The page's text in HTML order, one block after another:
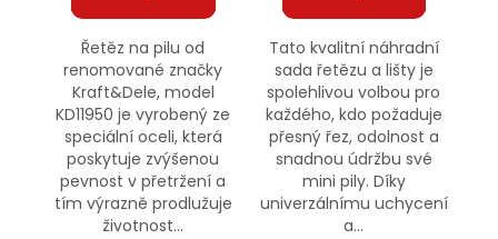
Řetěz na pilu od
renomované značky
Kraft&Dele, model
KD11950 je vyrobený ze
speciální oceli, která
poskytuje zvýšenou
pevnost v přetržení a
tím výrazně prodlužuje
životnost...
Tato kvalitní náhradní
sada řetězu a lišty je
spolehlivou volbou pro
každého, kdo požaduje
přesný řez, odolnost a
snadnou údržbu své
mini pily. Díky
univerzálnímu uchycení
a...